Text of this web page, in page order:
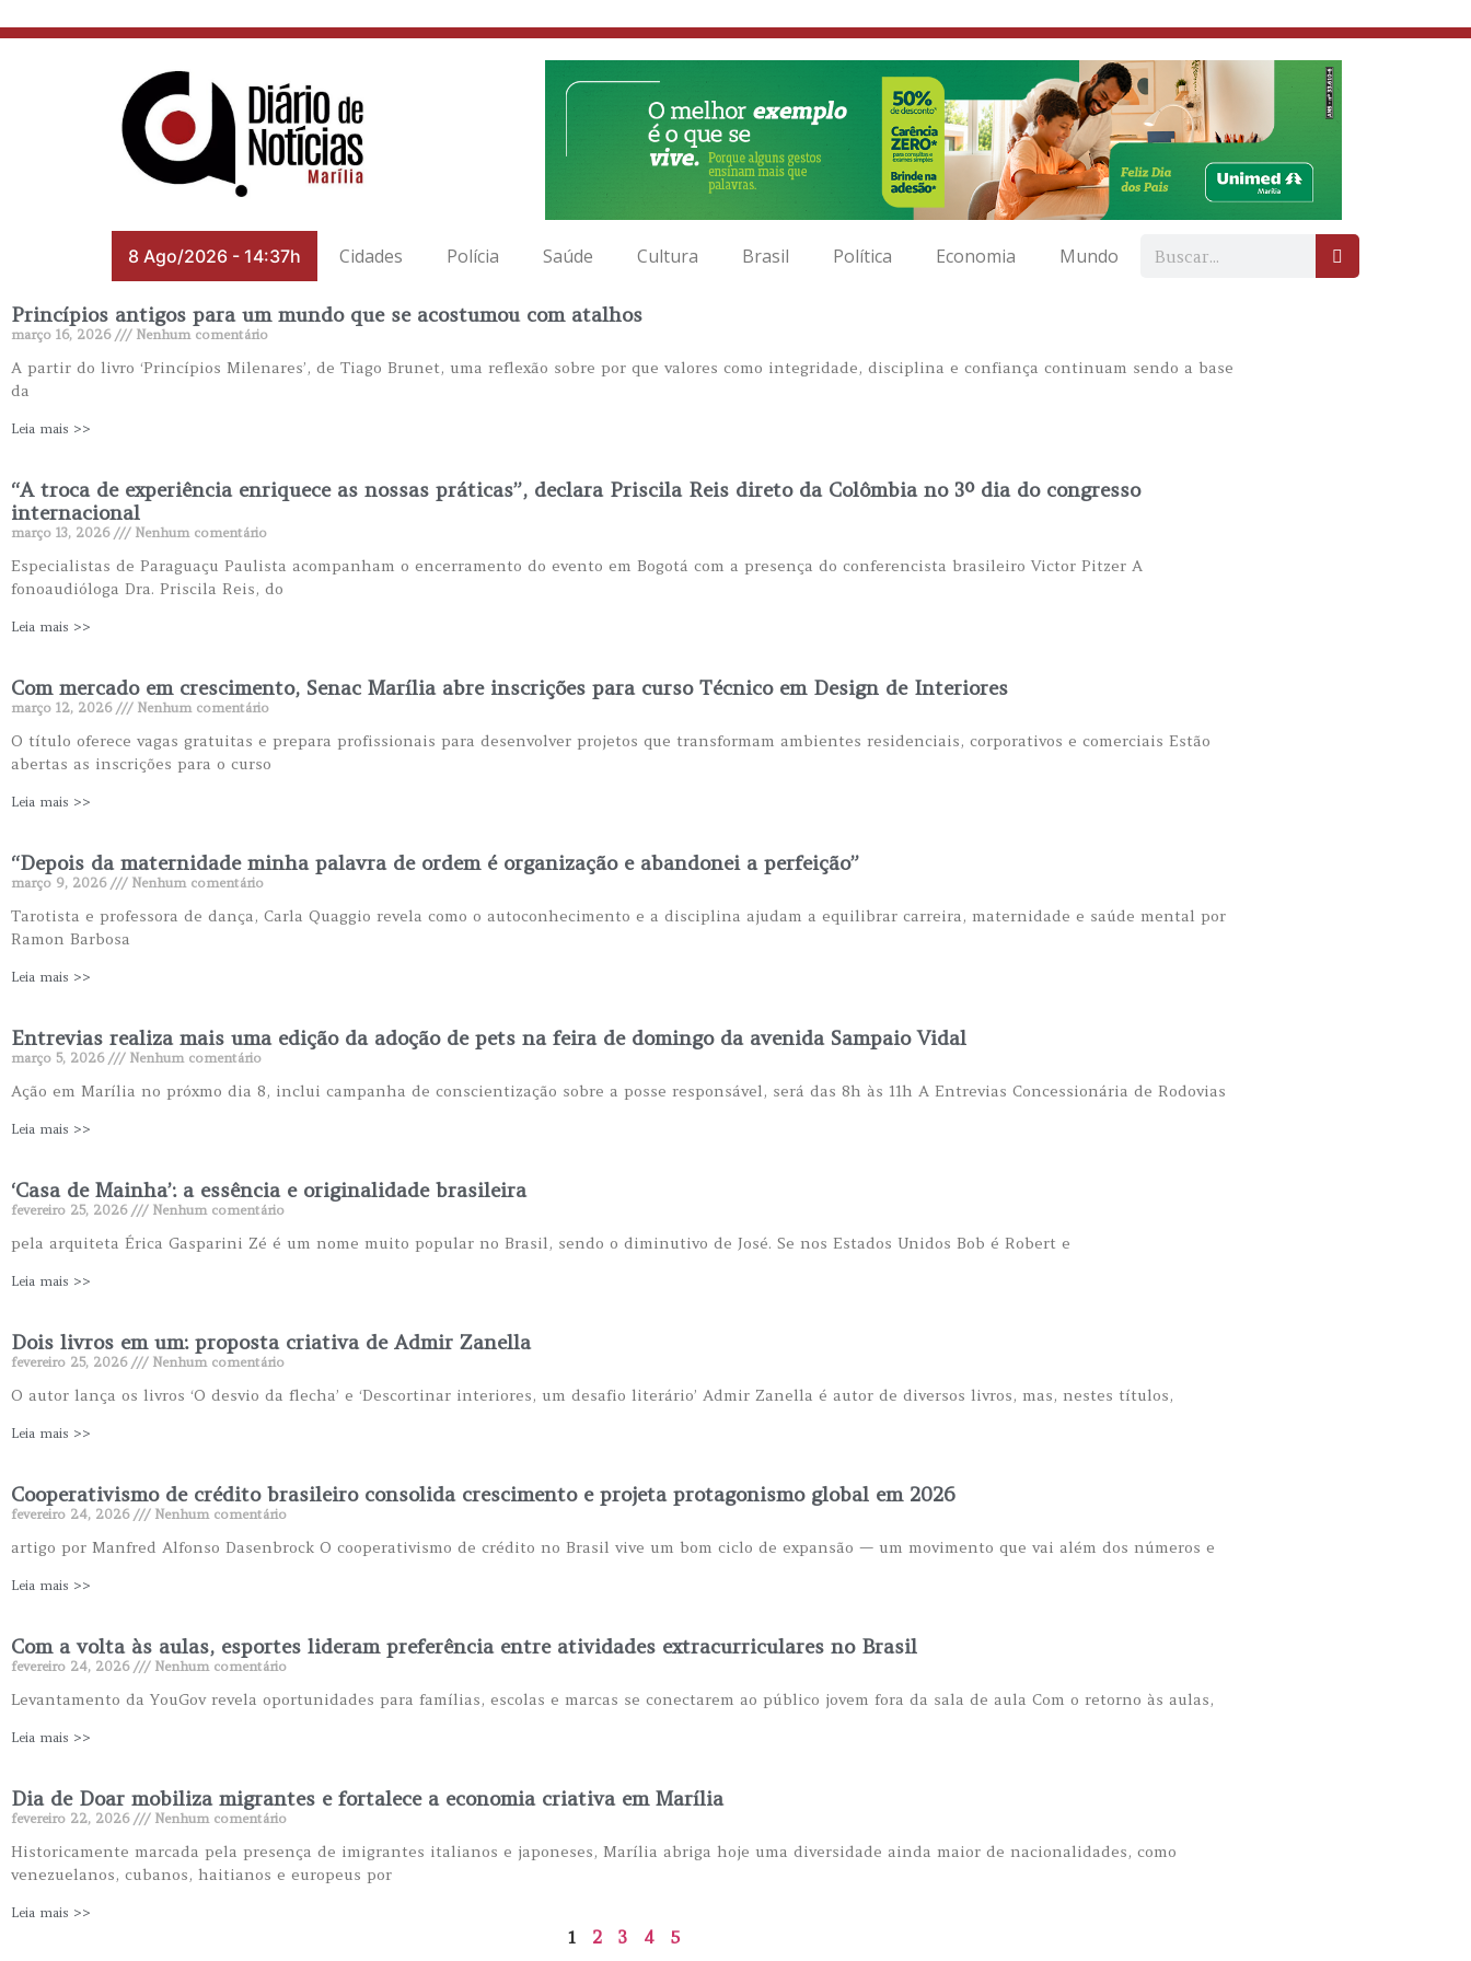
8 Ago/2026 - 14:37h Cidades Polícia Saúde Cultura Brasil Política Economia Mundo
Princípios antigos para um mundo que se acostumou com atalhos
março 16, 2026 Nenhum comentário
A partir do livro ‘Princípios Milenares’, de Tiago Brunet, uma reflexão sobre por que valores como integridade, disciplina e confiança continuam sendo a base
da
Leia mais >>
“A troca de experiência enriquece as nossas práticas”, declara Priscila Reis direto da Colômbia no 3º dia do congresso
internacional
março 13, 2026 Nenhum comentário
Especialistas de Paraguaçu Paulista acompanham o encerramento do evento em Bogotá com a presença do conferencista brasileiro Victor Pitzer A
fonoaudióloga Dra. Priscila Reis, do
Leia mais >>
Com mercado em crescimento, Senac Marília abre inscrições para curso Técnico em Design de Interiores
março 12, 2026 Nenhum comentário
O título oferece vagas gratuitas e prepara profissionais para desenvolver projetos que transformam ambientes residenciais, corporativos e comerciais Estão
abertas as inscrições para o curso
Leia mais >>
“Depois da maternidade minha palavra de ordem é organização e abandonei a perfeição”
março 9, 2026 Nenhum comentário
Tarotista e professora de dança, Carla Quaggio revela como o autoconhecimento e a disciplina ajudam a equilibrar carreira, maternidade e saúde mental por
Ramon Barbosa
Leia mais >>
Entrevias realiza mais uma edição da adoção de pets na feira de domingo da avenida Sampaio Vidal
março 5, 2026 Nenhum comentário
Ação em Marília no próxmo dia 8, inclui campanha de conscientização sobre a posse responsável, será das 8h às 11h A Entrevias Concessionária de Rodovias
Leia mais >>
‘Casa de Mainha’: a essência e originalidade brasileira
fevereiro 25, 2026 Nenhum comentário
pela arquiteta Érica Gasparini Zé é um nome muito popular no Brasil, sendo o diminutivo de José. Se nos Estados Unidos Bob é Robert e
Leia mais >>
Dois livros em um: proposta criativa de Admir Zanella
fevereiro 25, 2026 Nenhum comentário
O autor lança os livros ‘O desvio da flecha’ e ‘Descortinar interiores, um desafio literário’ Admir Zanella é autor de diversos livros, mas, nestes títulos,
Leia mais >>
Cooperativismo de crédito brasileiro consolida crescimento e projeta protagonismo global em 2026
fevereiro 24, 2026 Nenhum comentário
artigo por Manfred Alfonso Dasenbrock O cooperativismo de crédito no Brasil vive um bom ciclo de expansão — um movimento que vai além dos números e
Leia mais >>
Com a volta às aulas, esportes lideram preferência entre atividades extracurriculares no Brasil
fevereiro 24, 2026 Nenhum comentário
Levantamento da YouGov revela oportunidades para famílias, escolas e marcas se conectarem ao público jovem fora da sala de aula Com o retorno às aulas,
Leia mais >>
Dia de Doar mobiliza migrantes e fortalece a economia criativa em Marília
fevereiro 22, 2026 Nenhum comentário
Historicamente marcada pela presença de imigrantes italianos e japoneses, Marília abriga hoje uma diversidade ainda maior de nacionalidades, como
venezuelanos, cubanos, haitianos e europeus por
Leia mais >>
1 2 3 4 5